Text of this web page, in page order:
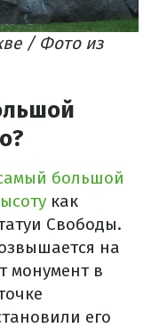
/ Фото из
большой
как
Свободы.
на
монумент в
его